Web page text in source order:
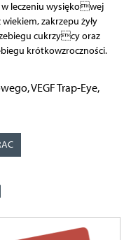
w leczeniu wysiękowej
zakrzepu żyły
cukrzycy oraz
krótkowzroczności.
VEGF Trap-Eye,